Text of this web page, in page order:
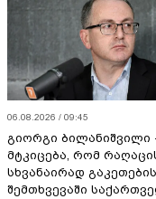
06.08.2026 / 09:45
გიორგი ბილანიშვილი
მტკიცება, რომ
სხვანაირად გაკეთების
შემთხვევაში